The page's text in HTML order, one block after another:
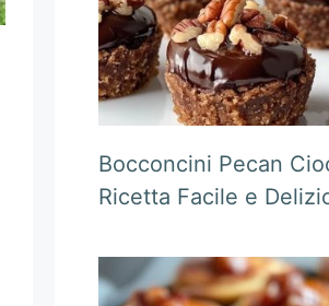
Bocconcini Pecan
Ricetta Facile e